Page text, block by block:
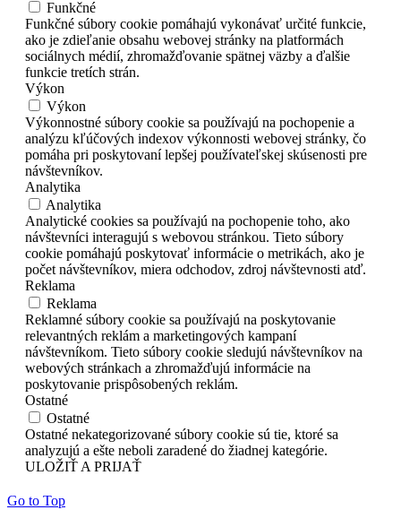
Funkčné
Funkčné súbory cookie pomáhajú vykonávať určité funkcie,
ako je zdieľanie obsahu webovej stránky na platformách
sociálnych médií, zhromažďovanie spätnej väzby a ďalšie
funkcie tretích strán.
Výkon
Výkon
Výkonnostné súbory cookie sa používajú na pochopenie a
analýzu kľúčových indexov výkonnosti webovej stránky, čo
pomáha pri poskytovaní lepšej používateľskej skúsenosti pre
návštevníkov.
Analytika
Analytika
Analytické cookies sa používajú na pochopenie toho, ako
návštevníci interagujú s webovou stránkou. Tieto súbory
cookie pomáhajú poskytovať informácie o metrikách, ako je
počet návštevníkov, miera odchodov, zdroj návštevnosti atď.
Reklama
Reklama
Reklamné súbory cookie sa používajú na poskytovanie
relevantných reklám a marketingových kampaní
návštevníkom. Tieto súbory cookie sledujú návštevníkov na
webových stránkach a zhromažďujú informácie na
poskytovanie prispôsobených reklám.
Ostatné
Ostatné
Ostatné nekategorizované súbory cookie sú tie, ktoré sa
analyzujú a ešte neboli zaradené do žiadnej kategórie.
ULOŽIŤ A PRIJAŤ
Go to Top